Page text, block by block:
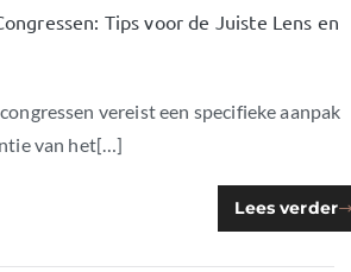
Tips voor de Juiste Lens en
vereist een specifieke aanpak
van het[…]
Lees verder